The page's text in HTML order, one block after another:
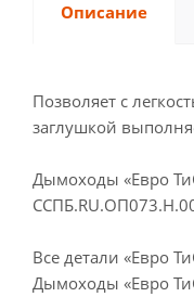
Описание
Позволяет с
заглушкой
Дымоходы «Евро
Все детали «Евро
Дымоходы «Евро